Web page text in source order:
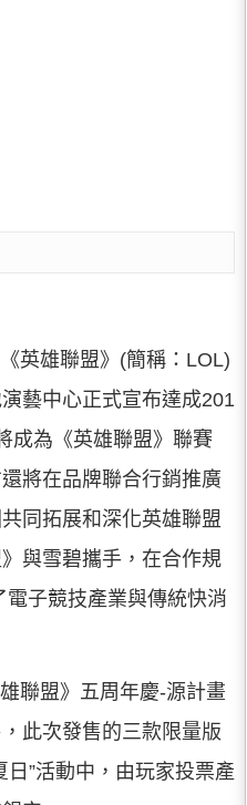
英雄聯盟》(簡稱：LOL)
藝中心正式宣布達成201
成為《英雄聯盟》聯賽
將在品牌聯合行銷推廣
同拓展和深化英雄聯盟
與雪碧攜手，在合作規
子競技產業與傳統快消
聯盟》五周年慶-源計畫
此次發售的三款限量版
”活動中，由玩家投票產